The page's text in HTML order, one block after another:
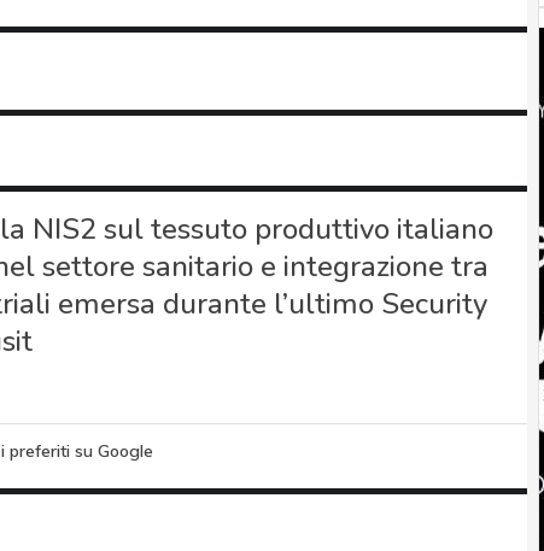
NIS2 sul tessuto produttivo italiano
settore sanitario e integrazione tra
emersa durante l’ultimo Security
preferiti su Google